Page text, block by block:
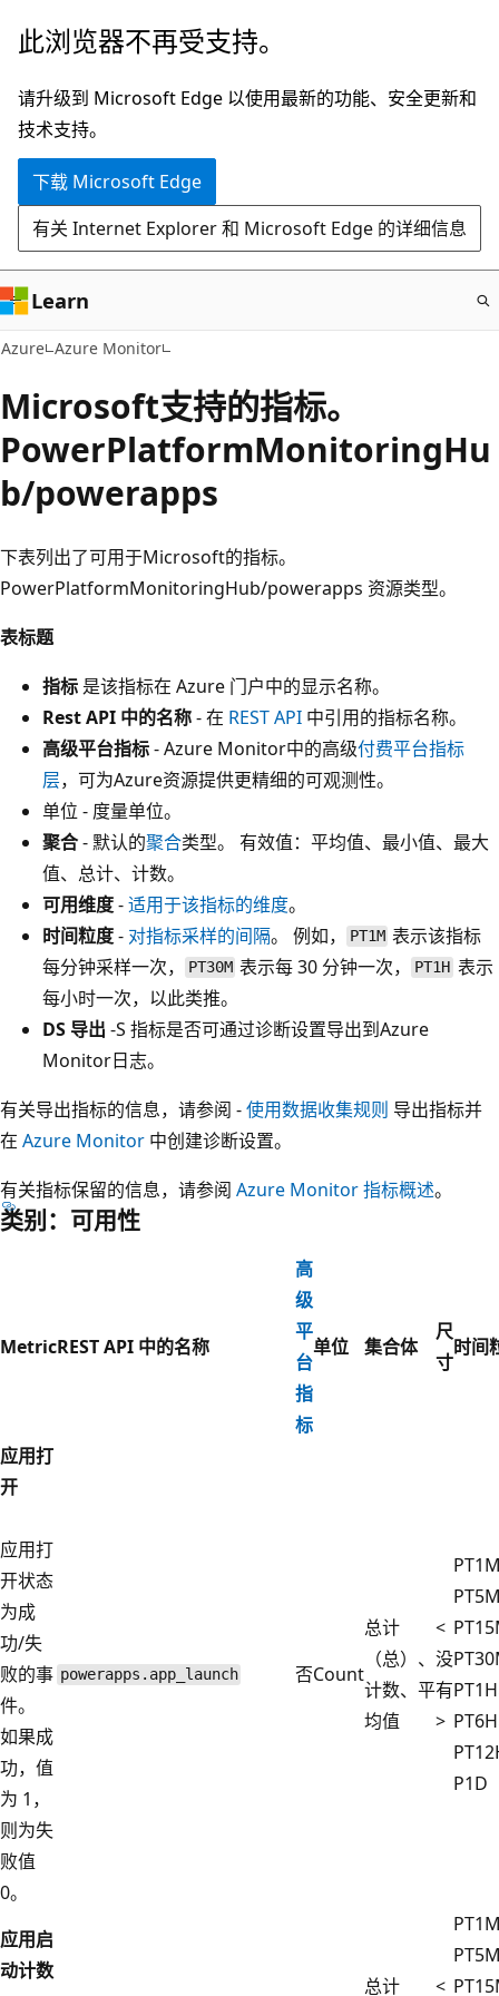
跳
主
要
内
此浏览器不再受支持。
请升级到 Microsoft Edge 以使用最新的功能、安全更新和
技术支持。
下载 Microsoft Edge
有关 Internet Explorer 和 Microsoft Edge 的详细信息
Learn
Azure Azure Monitor
Microsoft支持的指标。
PowerPlatformMonitoringHu
b/powerapps
下表列出了可用于Microsoft的指标。
PowerPlatformMonitoringHub/powerapps 资源类型。
表标题
指标 是该指标在 Azure 门户中的显示名称。
Rest API 中的名称- 在 REST API 中引用的指标名称。
高级平台指标- Azure Monitor中的高级付费平台指标
层，可为Azure资源提供更精细的可观测性。
单位 - 度量单位。
聚合- 默认的聚合类型。 有效值：平均值、最小值、最大
值、总计、计数。
可用维度-适用于该指标的维度。
时间粒度- 对指标采样的间隔。 例如， PT1M 表示该指标
每分钟采样一次，
PT30M 表示每 30 分钟一次， PT1H表示
每小时一次，以此类推。
DS 导出 -S 指标是否可通过诊断设置导出到Azure
Monitor日志。
有关导出指标的信息，请参阅 -使用数据收集规则 导出指标并
在 Azure Monitor 中创建诊断设置。
有关指标保留的信息，请参阅 Azure Monitor 指标概述。
类别：可用性
MetricREST API 中的名称
高
级
平
台
指
标
单位 集合体
尺
寸
时间
应用打
开
应用打
开状态
为成
功/失
败的事
件。
如果成
功，值
为 1，
则为失
败值
0。
powerapps.app_launch 否Count
总计
（总）、
计数、平
均值
<
没
有
>
P1D
应用启
动计数
总计 <